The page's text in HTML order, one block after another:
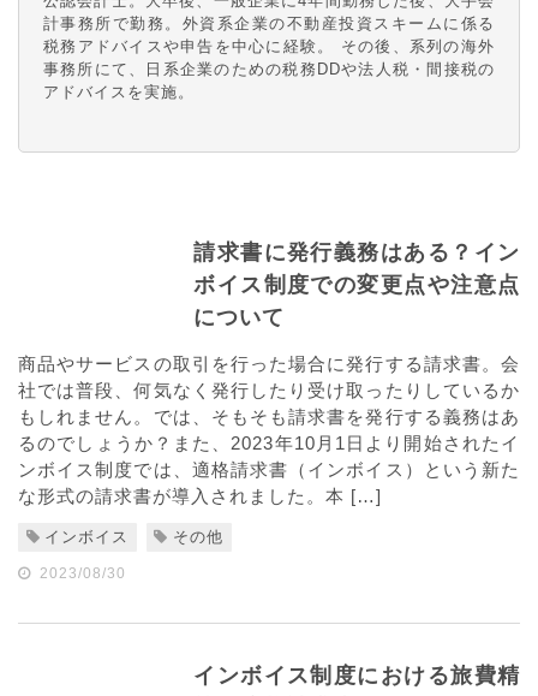
インボイス資料
計事務所で勤務。外資系企業の不動産投資スキームに係る
税務アドバイスや申告を中心に経験。 その後、系列の海外
事務所にて、日系企業のための税務DDや法人税・間接税の
アドバイスを実施。
請求書に発行義務はある？イン
ボイス制度での変更点や注意点
について
商品やサービスの取引を行った場合に発行する請求書。会
社では普段、何気なく発行したり受け取ったりしているか
もしれません。では、そもそも請求書を発行する義務はあ
るのでしょうか？また、2023年10月1日より開始されたイ
ンボイス制度では、適格請求書（インボイス）という新た
な形式の請求書が導入されました。本 […]
インボイス その他
2023/08/30
インボイス制度における旅費精